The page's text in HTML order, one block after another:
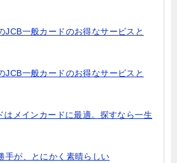
JCB一般カードのお得なサービスと
JCB一般カードのお得なサービスと
はメインカードに最適。探すなら一生
手が、とにかく素晴らしい